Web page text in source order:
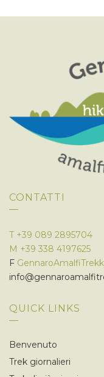
CONTATTI
T +39 089 2895704
M +39 338 4197625
F
QUICK LINKS
Benvenuto
Trek giornalieri